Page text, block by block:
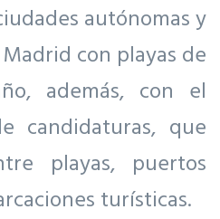
autónomas y
con playas de
además, con el
candidaturas, que
playas, puertos
turísticas.